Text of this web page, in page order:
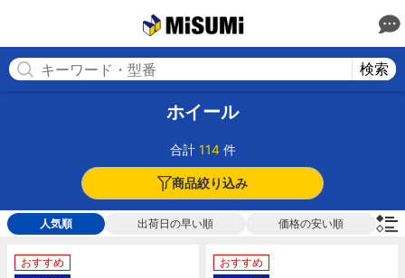
検索
ホイール
合計 114件
商品絞り込み
人気順 出荷日の早い順 価格の安い順
おすすめ おすすめ